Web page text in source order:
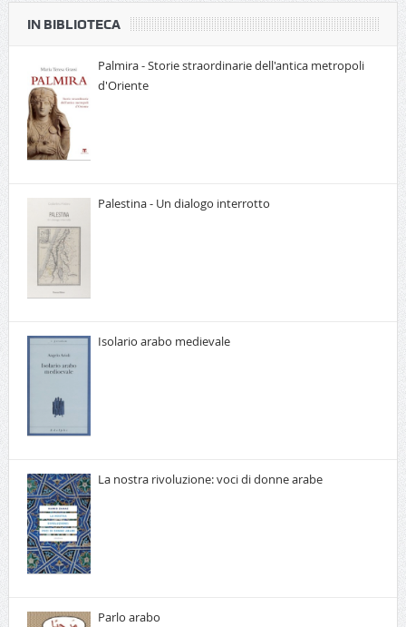
IN BIBLIOTECA
Palmira - Storie straordinarie dell'antica metropoli
d'Oriente
Palestina - Un dialogo interrotto
Isolario arabo medievale
La nostra rivoluzione: voci di donne arabe
Parlo arabo